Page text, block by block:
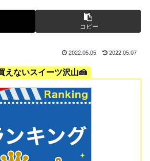
コピー
2022.05.05 2022.05.07
えないスイーツ沢山🍰